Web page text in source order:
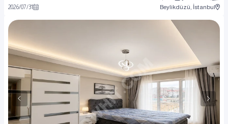
Beylikdüzü, İstanbul
2026/07/31